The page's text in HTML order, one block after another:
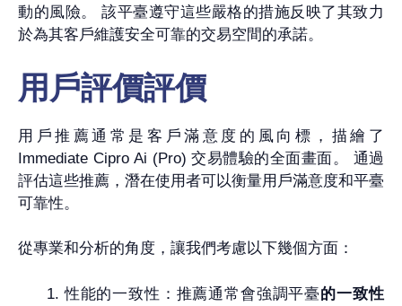
動的風險。 該平臺遵守這些嚴格的措施反映了其致力
於為其客戶維護安全可靠的交易空間的承諾。
用戶評價評價
用戶推薦通常是客戶滿意度的風向標，描繪了
Immediate Cipro Ai (Pro) 交易體驗的全面畫面。 通過
評估這些推薦，潛在使用者可以衡量用戶滿意度和平臺
可靠性。
從專業和分析的角度，讓我們考慮以下幾個方面：
性能的一致性：推薦通常會強調平臺的一致性